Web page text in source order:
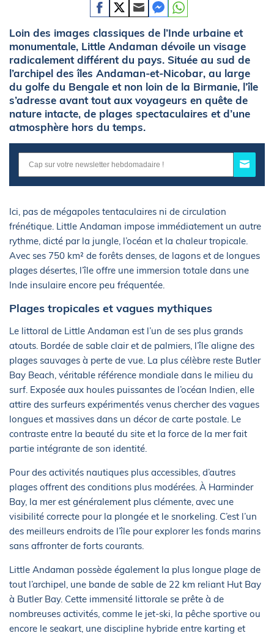
Loin des images classiques de l’Inde urbaine et
monumentale, Little Andaman dévoile un visage
radicalement différent du pays. Située au sud de
l’archipel des îles Andaman-et-Nicobar, au large
du golfe du Bengale et non loin de la Birmanie, l’île
s’adresse avant tout aux voyageurs en quête de
nature intacte, de plages spectaculaires et d’une
atmosphère hors du temps.
Ici, pas de mégapoles tentaculaires ni de circulation
frénétique. Little Andaman impose immédiatement un autre
rythme, dicté par la jungle, l’océan et la chaleur tropicale.
Avec ses 750 km² de forêts denses, de lagons et de longues
plages désertes, l’île offre une immersion totale dans une
Inde insulaire encore peu fréquentée.
Plages tropicales et vagues mythiques
Le littoral de Little Andaman est l’un de ses plus grands
atouts. Bordée de sable clair et de palmiers, l’île aligne des
plages sauvages à perte de vue. La plus célèbre reste Butler
Bay Beach, véritable référence mondiale dans le milieu du
surf. Exposée aux houles puissantes de l’océan Indien, elle
attire des surfeurs expérimentés venus chercher des vagues
longues et massives dans un décor de carte postale. Le
contraste entre la beauté du site et la force de la mer fait
partie intégrante de son identité.
Pour des activités nautiques plus accessibles, d’autres
plages offrent des conditions plus modérées. À Harminder
Bay, la mer est généralement plus clémente, avec une
visibilité correcte pour la plongée et le snorkeling. C’est l’un
des meilleurs endroits de l’île pour explorer les fonds marins
sans affronter de forts courants.
Little Andaman possède également la plus longue plage de
tout l’archipel, une bande de sable de 22 km reliant Hut Bay
à Butler Bay. Cette immensité littorale se prête à de
nombreuses activités, comme le jet-ski, la pêche sportive ou
encore le seakart, une discipline hybride entre karting et